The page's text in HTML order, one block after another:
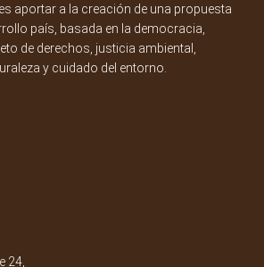
aportar a la creación de una propuesta
país, basada en la democracia,
de derechos, justicia ambiental,
y cuidado del entorno.
24,